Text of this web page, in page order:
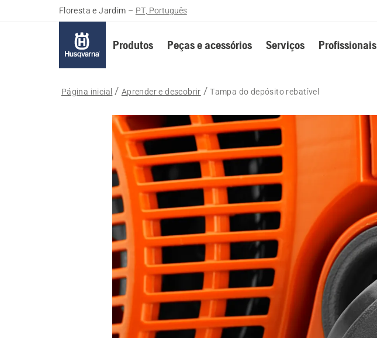
Floresta e Jardim – PT, Português
Produtos Peças e acessórios Serviços Profissionais
Página inicial Aprender e descobrir Tampa do depósito rebatível